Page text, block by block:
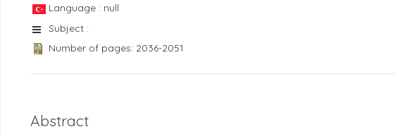
Language : null
Subject :
Number of pages: 2036-2051
Abstract